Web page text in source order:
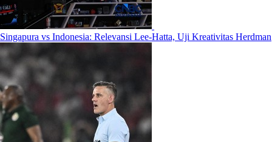
Singapura vs Indonesia: Relevansi Lee-Hatta, Uji Kreativitas Herdman